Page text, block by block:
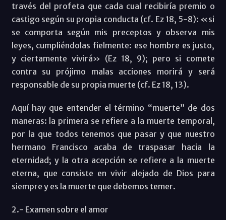
través del profeta que cada cual recibiría premio o
castigo según su propia conducta (cf. Ez 18, 5-8): «si
se comporta según mis preceptos y observa mis
leyes, cumpliéndolas fielmente: ese hombre es justo,
y ciertamente vivirá» (Ez 18, 9); pero si comete
contra su prójimo malas acciones morirá y será
responsable de su propia muerte (cf. Ez 18, 13).
Aquí hay que entender el término “muerte” de dos
maneras: la primera se refiere a la muerte temporal,
por la que todos tenemos que pasar y que nuestro
hermano Francisco acaba de traspasar hacia la
eternidad; y la otra acepción se refiere a la muerte
eterna, que consiste en vivir alejado de Dios para
siempre y es la muerte que debemos temer.
2.- Examen sobre el amor